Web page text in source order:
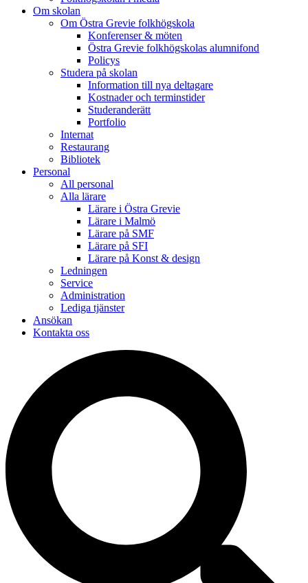
Om skolan
Om Östra Grevie folkhögskola
Konferenser & möten
Östra Grevie folkhögskolas alumnifond
Policys
Studera på skolan
Information till nya deltagare
Kostnader och terminstider
Studeranderätt
Portfolio
Internat
Restaurang
Bibliotek
Personal
All personal
Alla lärare
Lärare i Östra Grevie
Lärare i Malmö
Lärare på SMF
Lärare på SFI
Lärare på Konst & design
Ledningen
Service
Administration
Lediga tjänster
Ansökan
Kontakta oss